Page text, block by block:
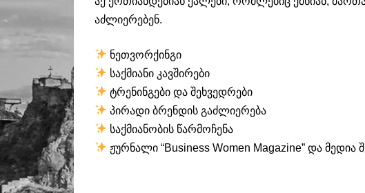
აძლიერებენ.
ნეთვორქინგი
საქმიანი კავშირები
ტრენინგები და შეხვედრები
პირადი ბრენდის გაძლიერება
საქმიანობის წარმოჩენა
ჟურნალი “Business Women Magazine” და მედია